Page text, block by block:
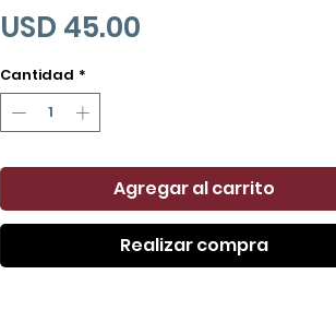
USD 45.00
Cantidad *
Agregar al carrito
Realizar compra